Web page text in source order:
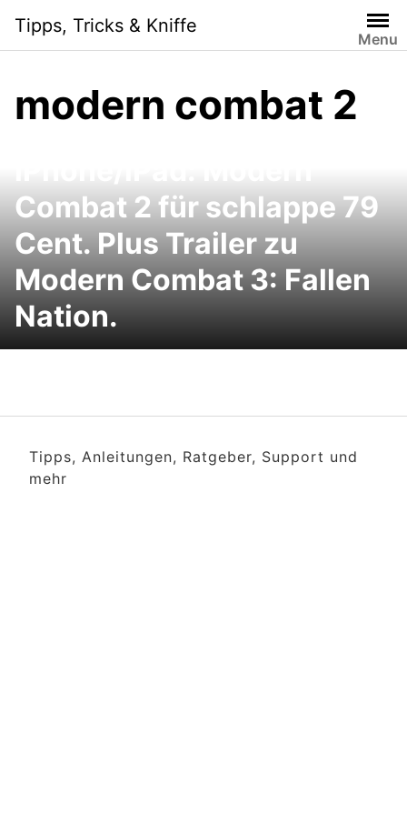
content
Tipps, Tricks & Kniffe
Menu
modern combat 2
Combat 2 für schlappe 79
Cent. Plus Trailer zu
Modern Combat 3: Fallen
Nation.
Tipps, Anleitungen, Ratgeber, Support und
mehr